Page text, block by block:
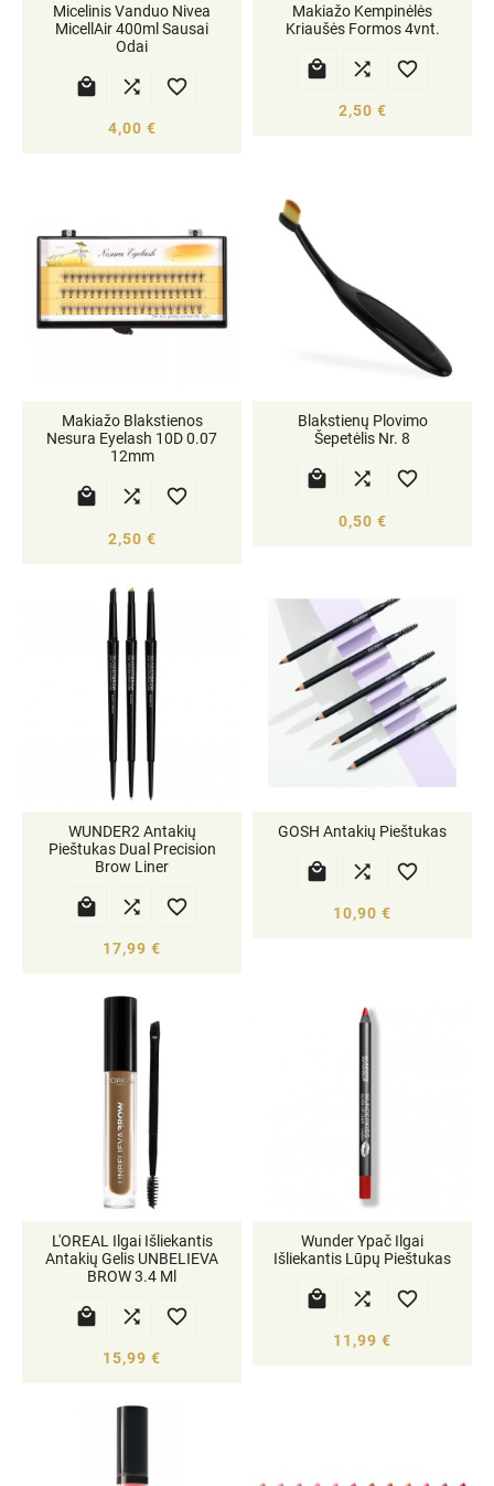
Micelinis Vanduo Nivea
MicellAir 400ml Sausai
Odai
  
4,00 €
Makiažo Kempinėlės
Kriaušės Formos 4vnt.
  
2,50 €
Makiažo Blakstienos
Nesura Eyelash 10D 0.07
12mm
  
2,50 €
Blakstienų Plovimo
Šepetėlis Nr. 8
  
0,50 €
WUNDER2 Antakių
Pieštukas Dual Precision
Brow Liner
  
17,99 €
GOSH Antakių Pieštukas
  
10,90 €
L'OREAL Ilgai Išliekantis
Antakių Gelis UNBELIEVA
BROW 3.4 Ml
  
15,99 €
Wunder Ypač Ilgai
Išliekantis Lūpų Pieštukas
  
11,99 €